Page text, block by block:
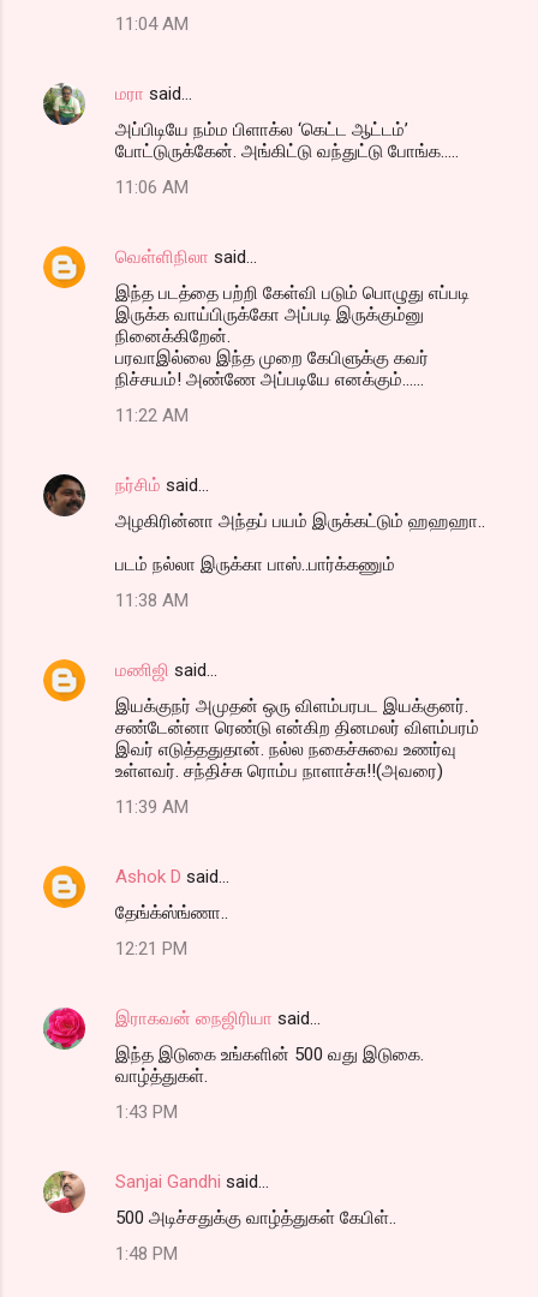
11:04 AM
மரா said…
அப்பிடியே நம்ம பிளாக்ல ‘கெட்ட ஆட்டம்’
போட்டுருக்கேன். அங்கிட்டு வந்துட்டு போங்க.....
11:06 AM
வெள்ளிநிலா said…
இந்த படத்தை பற்றி கேள்வி படும் பொழுது எப்படி
இருக்க வாய்பிருக்கோ அப்படி இருக்கும்னு
நினைக்கிறேன்.
பரவாஇல்லை இந்த முறை கேபிளுக்கு கவர்
நிச்சயம்! அண்ணே அப்படியே எனக்கும்......
11:22 AM
நர்சிம் said…
அழகிரின்னா அந்தப் பயம் இருக்கட்டும் ஹஹஹா..
படம் நல்லா இருக்கா பாஸ்..பார்க்கணும்
11:38 AM
மணிஜி said…
இயக்குநர் அமுதன் ஒரு விளம்பரபட இயக்குனர்.
சண்டேன்னா ரெண்டு என்கிற தினமலர் விளம்பரம்
இவர் எடுத்ததுதான். நல்ல நகைச்சுவை உணர்வு
உள்ளவர். சந்திச்சு ரொம்ப நாளாச்சு!!(அவரை)
11:39 AM
Ashok D said…
தேங்க்ஸ்ங்ணா..
12:21 PM
இராகவன் நைஜிரியா said…
இந்த இடுகை உங்களின் 500 வது இடுகை.
வாழ்த்துகள்.
1:43 PM
Sanjai Gandhi said…
500 அடிச்சதுக்கு வாழ்த்துகள் கேபிள்..
1:48 PM